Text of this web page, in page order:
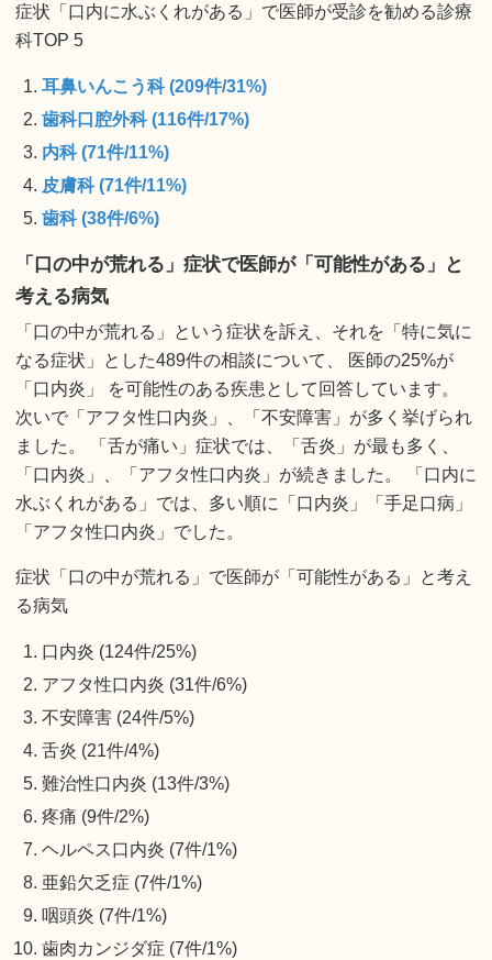
症状「口内に水ぶくれがある」で医師が受診を勧める診療
科TOP 5
耳鼻いんこう科 (209件/31%)
歯科口腔外科 (116件/17%)
内科 (71件/11%)
皮膚科 (71件/11%)
歯科 (38件/6%)
「口の中が荒れる」症状で医師が「可能性がある」と
考える病気
「口の中が荒れる」という症状を訴え、それを「特に気に
なる症状」とした489件の相談について、 医師の25%が
「口内炎」 を可能性のある疾患として回答しています。
次いで「アフタ性口内炎」、「不安障害」が多く挙げられ
ました。 「舌が痛い」症状では、「舌炎」が最も多く、
「口内炎」、「アフタ性口内炎」が続きました。 「口内に
水ぶくれがある」では、多い順に「口内炎」「手足口病」
「アフタ性口内炎」でした。
症状「口の中が荒れる」で医師が「可能性がある」と考え
る病気
口内炎 (124件/25%)
アフタ性口内炎 (31件/6%)
不安障害 (24件/5%)
舌炎 (21件/4%)
難治性口内炎 (13件/3%)
疼痛 (9件/2%)
ヘルペス口内炎 (7件/1%)
亜鉛欠乏症 (7件/1%)
咽頭炎 (7件/1%)
歯肉カンジダ症 (7件/1%)